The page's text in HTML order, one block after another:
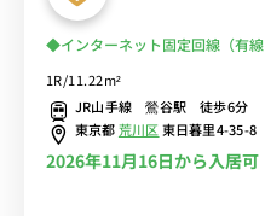
◆インターネット固定回線（有
徒歩圏内！出張・研修の徒歩通
1R/11.22m²
JR山手線 鶯谷駅 徒歩6分
東京都荒川区東日暮里4-35-8
2026年11月16日から入居可